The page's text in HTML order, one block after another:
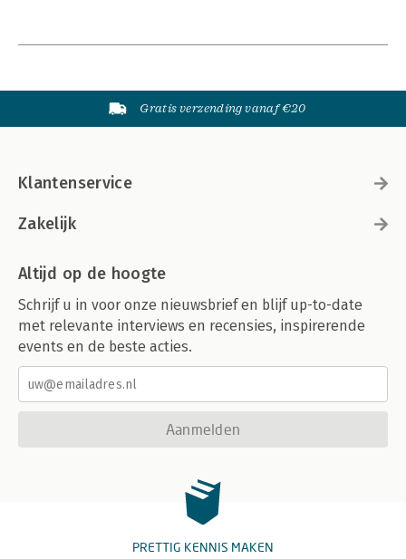
Gratis verzending vanaf €20
Klantenservice
Zakelijk
Altijd op de hoogte
Schrijf u in voor onze nieuwsbrief en blijf up-to-date
met relevante interviews en recensies, inspirerende
events en de beste acties.
Aanmelden
PRETTIG KENNIS MAKEN